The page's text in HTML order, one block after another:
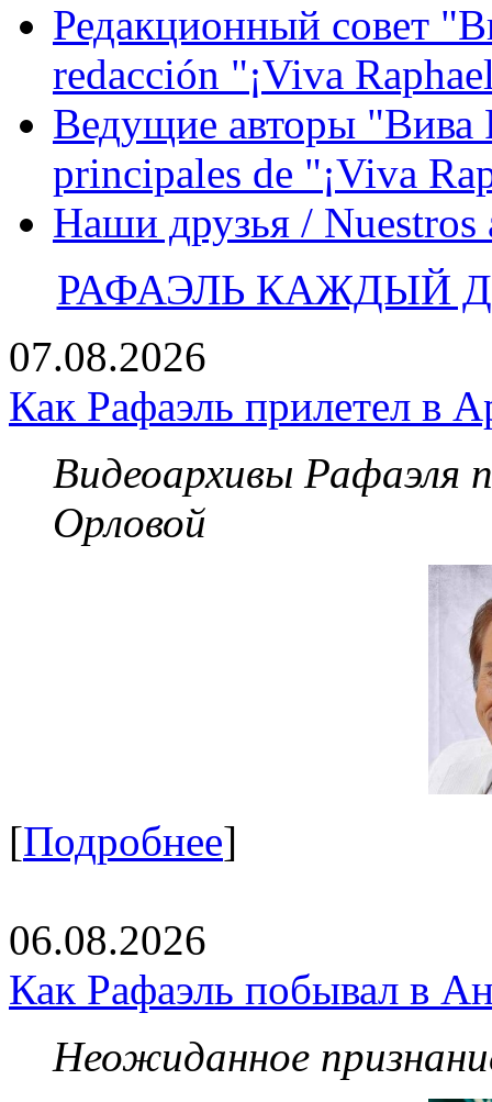
Редакционный совет
redacción "¡Viva
Ведущие авторы "Вива
principales de "¡Viva
Наши друзья / Nuestros
РАФАЭЛЬ КАЖДЫЙ
07.08.2026
Как Рафаэль прилетел в
Видеоархивы Рафаэля
Орловой
[Подробнее]
06.08.2026
Как Рафаэль побывал в
Неожиданное